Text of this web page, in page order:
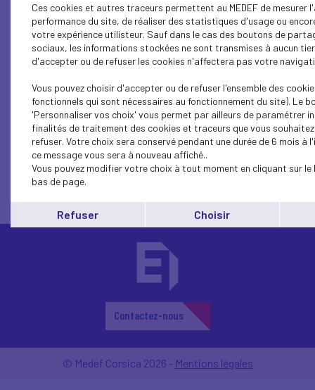
ECONOMY
ECONOMY
ECONOMY
1... 16 15 14 13 12 11 10 9 8
Contactez-nous
© Medef Corsica 2026 - Mentions légales
Ces cookies et autres traceurs permettent au MEDEF de mesurer
performance du site, de réaliser des statistiques d'usage ou
votre expérience utilisteur. Sauf dans le cas des boutons de
sociaux, les informations stockées ne sont transmises à aucun
d'accepter ou de refuser les cookies n'affectera pas votre
Vous pouvez choisir d'accepter ou de refuser l'ensemble des
fonctionnels qui sont nécessaires au fonctionnement du site). Le
'Personnaliser vos choix' vous permet par ailleurs de paramétrer
finalités de traitement des cookies et traceurs que vous
refuser. Votre choix sera conservé pendant une durée de 6 mois à
ce message vous sera à nouveau affiché..
Vous pouvez modifier votre choix à tout moment en cliquant sur le
bas de page.
Refuser Choisir